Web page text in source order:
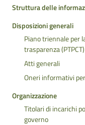
Struttura delle
Disposizioni generali
Piano triennale per
trasparenza (PTPCT)
Atti generali
Oneri informativi
Organizzazione
Titolari di incarichi
governo